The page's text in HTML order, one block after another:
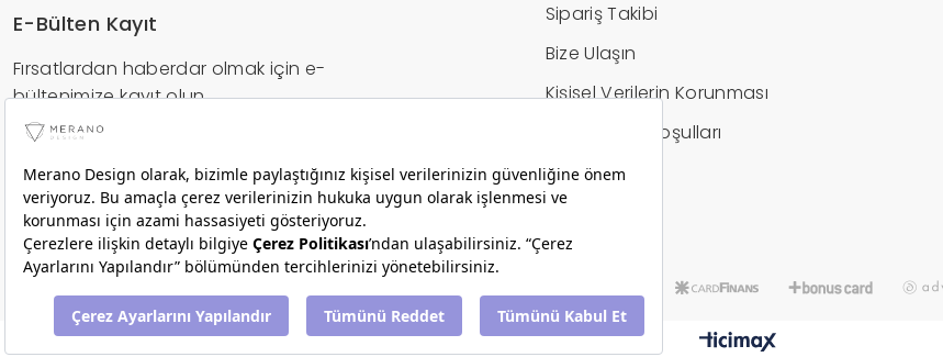
E-Bülten Kayıt
Fırsatlardan haberdar olmak için e-
bültenimize kayıt olun.
Sipariş Takibi
Bize Ulaşın
Kişisel Verilerin Korunması
İptal / İade Koşulları
Hesap Bilgileri